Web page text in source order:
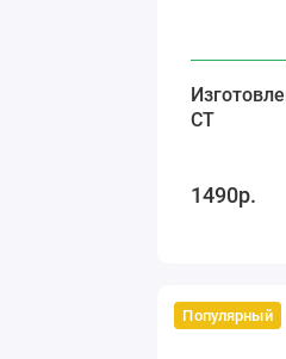
CT
1490р.
Популярный